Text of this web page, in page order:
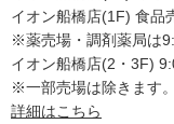
イオン船橋店(1F) 食品
※薬売場・調剤薬局は
イオン船橋店(2・3F)
※一部売場は除きます。
詳細はこちら